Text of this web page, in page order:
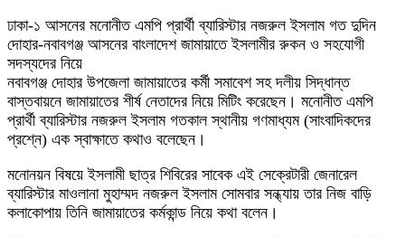
ঢাকা-১ আসনের মনোনীত এমপি প্রার্থী ব্যারিস্টার নজরুল ইসলাম গত দুদিন
দোহার-নবাবগঞ্জ আসনের বাংলাদেশ জামায়াতে ইসলামীর রুকন ও সহযোগী
সদস্যদের নিয়ে
নবাবগঞ্জ দোহার উপজেলা জামায়াতের কর্মী সমাবেশ সহ দলীয় সিদ্ধান্ত
বাস্তবায়নে জামায়াতের শীর্ষ নেতাদের নিয়ে মিটিং করেছেন। মনোনীত এমপি
প্রার্থী ব্যারিস্টার নজরুল ইসলাম গতকাল স্থানীয় গণমাধ্যম (সাংবাদিকদের
প্রশ্নে) এক স্বাক্ষাতে কথাও বলেছেন।
মনোনয়ন বিষয়ে ইসলামী ছাত্র শিবিরের সাবেক এই সেক্রেটারী জেনারেল
ব্যারিস্টার মাওলানা মুহাম্মদ নজরুল ইসলাম সোমবার সন্ধ্যায় তার নিজ বাড়ি
কলাকোপায় তিনি জামায়াতের কর্মকান্ড নিয়ে কথা বলেন।